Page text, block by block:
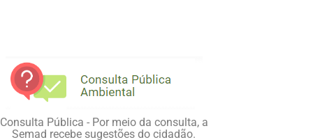
Consulta Pública - Por meio da consulta, a
Semad recebe sugestões do cidadão.